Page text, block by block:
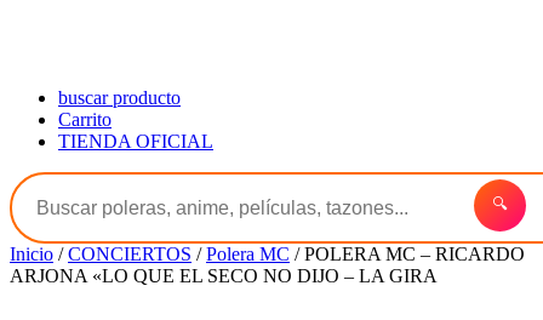
buscar producto
Carrito
TIENDA OFICIAL
🔍
Inicio /CONCIERTOS /Polera MC / POLERA MC – RICARDO
ARJONA «LO QUE EL SECO NO DIJO – LA GIRA